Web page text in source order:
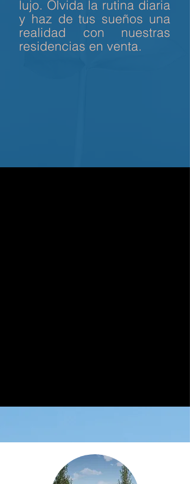
lujo. Olvida la rutina diaria
y haz de tus sueños una
realidad con nuestras
residencias en venta.